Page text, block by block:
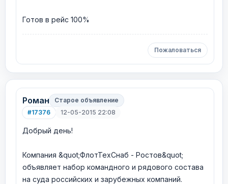
Готов в рейс 100%
Пожаловаться
Роман
Старое объявление
#17376
12-05-2015 22:08
Добрый день!
Компания &quot;ФлотТехСнаб - Ростов&quot;
объявляет набор командного и рядового состава
на суда российских и зарубежных компаний.